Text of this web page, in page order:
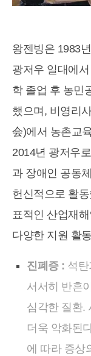
왕젠빙은 1983
광저우 일대에
학 졸업 후 농민
했으며, 비영리
会)에서 농촌교
2014년 광저우
과 장애인 공동
헌신적으로 활
표적인 산업재해
다양한 지원 활
진폐증 : 석
서서히 반흔
심각한 질환.
더욱 악화된
에 따라 증상